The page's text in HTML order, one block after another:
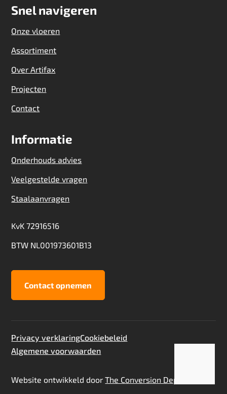
Snel navigeren
Onze vloeren
Assortiment
Over Artifax
Projecten
Contact
Informatie
Onderhouds advies
Veelgestelde vragen
Staalaanvragen
KvK 72916516
BTW NL001973601B13
Contact opnemen
Privacy verklaringCookiebeleid
Algemene voorwaarden
Website ontwikkeld doorThe Conversion Department